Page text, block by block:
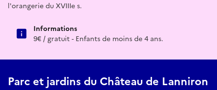
l'orangerie du XVIIIe s.
Informations
9€ / gratuit - Enfants de moins de 4 ans.
Parc et jardins du Château de Lanniron